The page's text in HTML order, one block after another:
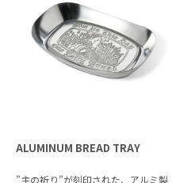
ALUMINUM BREAD TRAY
”主の祈り”が刻印された、アルミ製